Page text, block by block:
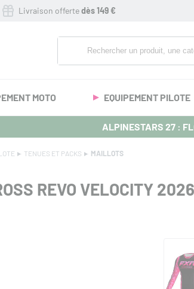
Livraison offertedès 149 €
MOTO EQUIPEMENT PILOTE
ALPINESTARS 27 :
TENUES ET PACKS MAILLOTS
REVO VELOCITY 2026